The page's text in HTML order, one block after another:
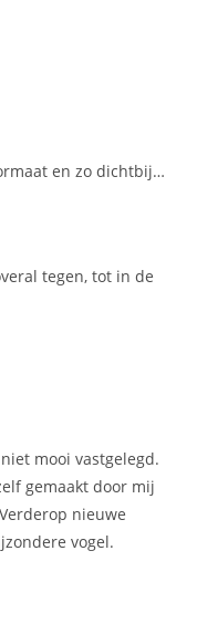
en zo dichtbij…
tegen, tot in de
mooi vastgelegd.
gemaakt door mij
nieuwe
vogel.